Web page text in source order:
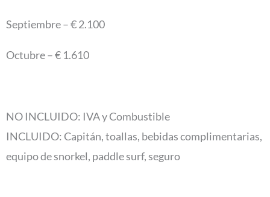
Septiembre – € 2.100
Octubre – € 1.610
NO INCLUIDO: IVA y Combustible
INCLUIDO: Capitán, toallas, bebidas complimentarias,
equipo de snorkel, paddle surf, seguro